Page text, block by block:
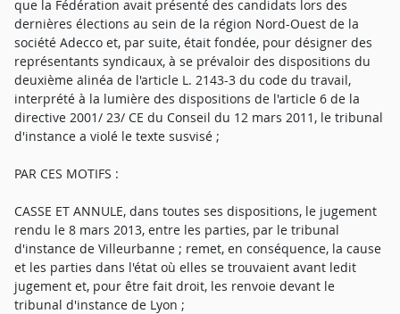
que la Fédération avait présenté des candidats lors des
dernières élections au sein de la région Nord-Ouest de la
société Adecco et, par suite, était fondée, pour désigner des
représentants syndicaux, à se prévaloir des dispositions du
deuxième alinéa de l'article L. 2143-3 du code du travail,
interprété à la lumière des dispositions de l'article 6 de la
directive 2001/ 23/ CE du Conseil du 12 mars 2011, le tribunal
d'instance a violé le texte susvisé ;
PAR CES MOTIFS :
CASSE ET ANNULE, dans toutes ses dispositions, le jugement
rendu le 8 mars 2013, entre les parties, par le tribunal
d'instance de Villeurbanne ; remet, en conséquence, la cause
et les parties dans l'état où elles se trouvaient avant ledit
jugement et, pour être fait droit, les renvoie devant le
tribunal d'instance de Lyon ;